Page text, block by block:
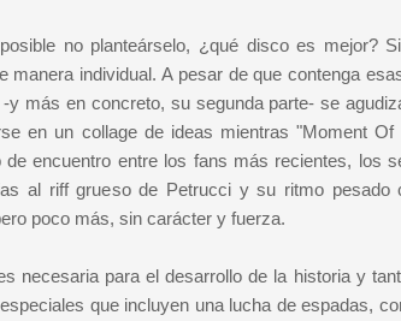
no planteárselo, ¿qué disco es mejor?
manera individual. A pesar de que contenga
y más en concreto, su segunda parte- se
en un collage de ideas mientras "Moment
encuentro entre los fans más recientes, los
al riff grueso de Petrucci y su ritmo pesado
poco más, sin carácter y fuerza.
necesaria para el desarrollo de la historia y
que incluyen una lucha de espadas,